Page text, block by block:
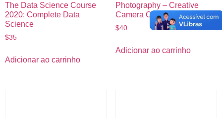
The Data Science Course
2020: Complete Data
Science
$35
Adicionar ao carrinho
Photography – Creative
Camera Confidence
$40
Adicionar ao carrinho